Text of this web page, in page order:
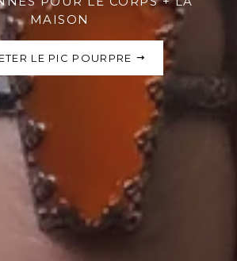
MAISON
LE PIC POURPRE
ENFILÉE EN ÉTOILE